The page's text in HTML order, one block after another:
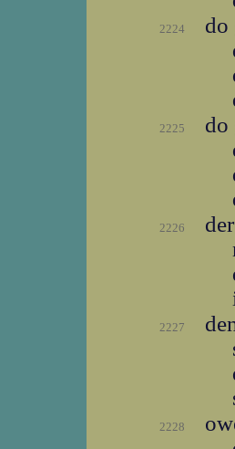
2224 do
2225
do
2226
2227
2228